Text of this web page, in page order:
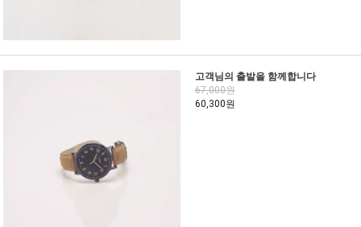
고객님의 출발을 함께합니다
67,000원
60,300원